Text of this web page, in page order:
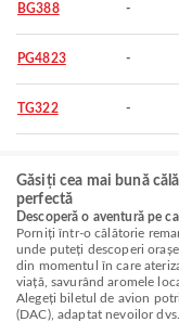
BG388 -
PG4823 -
TG322 -
Găsiți cea mai bună
perfectă
Descoperă o aventură pe
Porniți într-o călătorie
unde puteți descoperi
din momentul în care
viață, savurând aromele
Alegeți biletul de avion
(DAC), adaptat nevoilor